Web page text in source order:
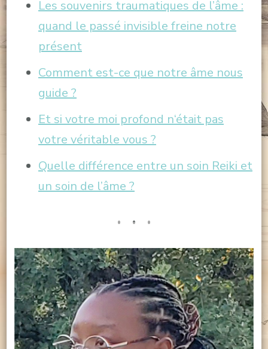
Les souvenirs traumatiques de l’âme :
quand le passé invisible freine notre
présent
Comment est-ce que notre âme nous
guide ?
Et si votre moi profond n‘était pas
votre véritable vous ?
Quelle différence entre un soin Reiki et
un soin de l’âme ?